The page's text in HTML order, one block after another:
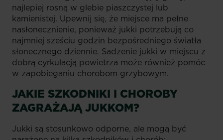
najlepiej rosną w glebie piaszczystej lub
kamienistej. Upewnij się, że miejsce ma pełne
nasłonecznienie, ponieważ jukki potrzebują co
najmniej sześciu godzin bezpośredniego światła
słonecznego dziennie. Sadzenie jukki w miejscu z
dobrą cyrkulacją powietrza może również pomóc
w zapobieganiu chorobom grzybowym.
JAKIE SZKODNIKI I CHOROBY
ZAGRAŻAJĄ JUKKOM?
Jukki są stosunkowo odporne, ale mogą być